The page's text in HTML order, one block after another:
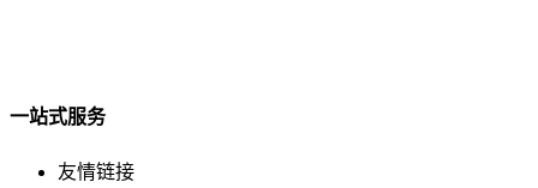
一站式服务
友情链接